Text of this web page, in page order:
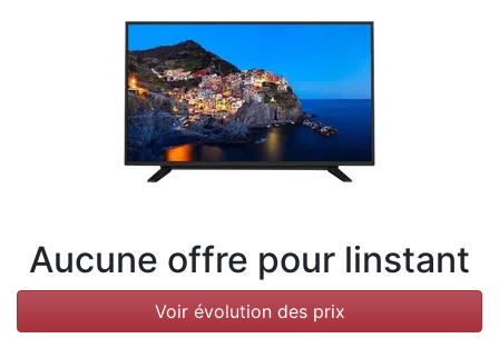
Catégories
Aucune offre pour linstant
Voir évolution des prix